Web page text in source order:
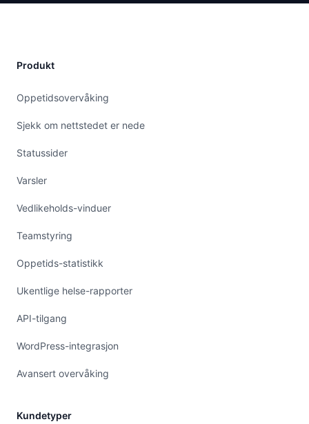
Produkt
Oppetidsovervåking
Sjekk om nettstedet er nede
Statussider
Varsler
Vedlikeholds-vinduer
Teamstyring
Oppetids-statistikk
Ukentlige helse-rapporter
API-tilgang
WordPress-integrasjon
Avansert overvåking
Kundetyper